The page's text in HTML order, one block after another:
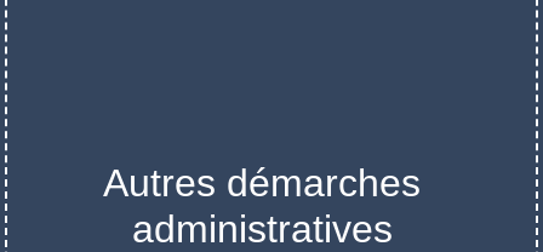
Autres démarches
administratives